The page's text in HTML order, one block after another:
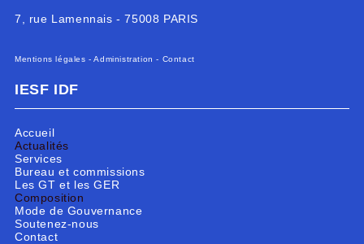
7, rue Lamennais - 75008 PARIS
Mentions légales -Administration - Contact
IESF IDF
Accueil
Actualités
Services
Bureau et commissions
Les GT et les GER
Composition
Mode de Gouvernance
Soutenez-nous
Contact